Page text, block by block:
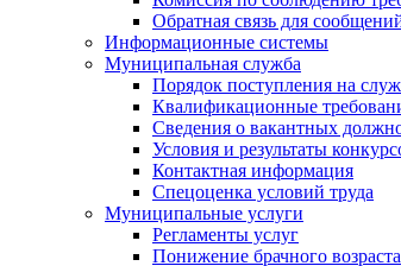
Обратная связь для
Информационные системы
Муниципальная служба
Порядок поступления на
Квалификационные
Сведения о вакантных
Условия и результаты
Контактная информация
Спецоценка условий труда
Муниципальные услуги
Регламенты услуг
Понижение брачного возраста